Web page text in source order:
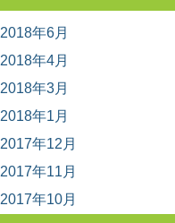
木材を
2018年6月
2018年4月
2018年3月
2018年1月
2017年12月
2017年11月
2017年10月